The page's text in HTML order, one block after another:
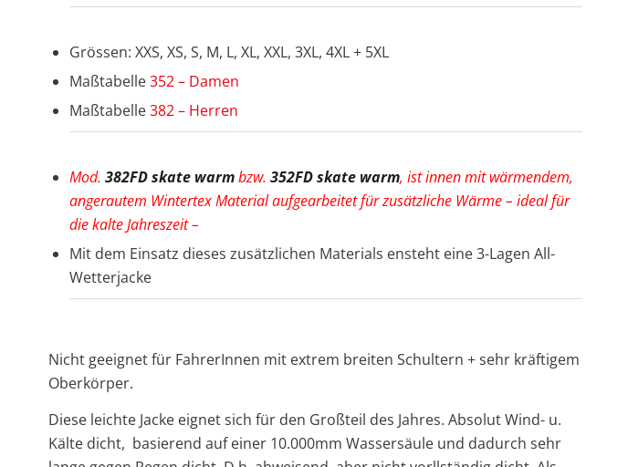
Grössen: XXS, XS, S, M, L, XL, XXL, 3XL, 4XL + 5XL
Maßtabelle352 – Damen
Maßtabelle382 – Herren
Mod.382FD skate warmbzw.352FD skate warm, ist innen mit wärmendem,
angerautem Wintertex Material aufgearbeitet für zusätzliche Wärme – ideal für
die kalte Jahreszeit –
Mit dem Einsatz dieses zusätzlichen Materials ensteht eine 3-Lagen All-
Wetterjacke
Nicht geeignet für FahrerInnen mit extrem breiten Schultern + sehr kräftigem
Oberkörper.
Diese leichte Jacke eignet sich für den Großteil des Jahres. Absolut Wind- u.
Kälte dicht, basierend auf einer 10.000mm Wassersäule und dadurch sehr